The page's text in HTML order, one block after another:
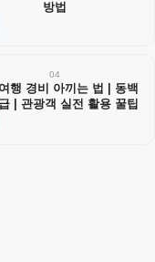
방법
04
행 경비 아끼는 법 | 동백
| 관광객 실전 활용 꿀팁